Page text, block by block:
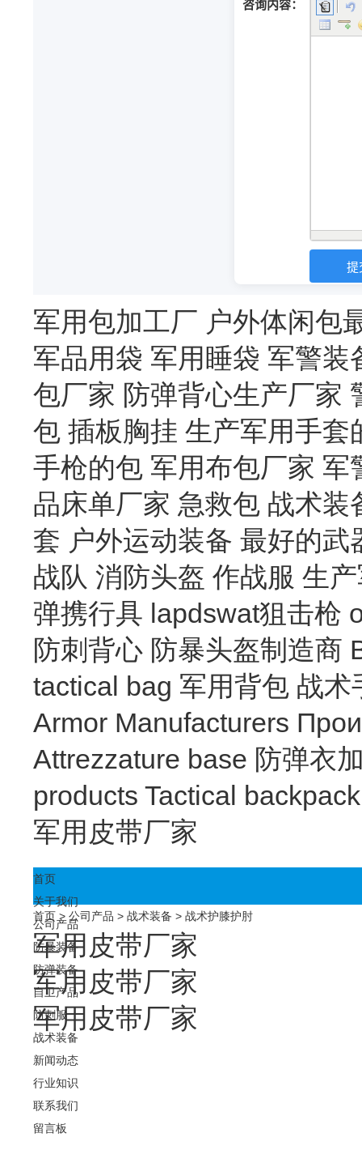
军用包加工厂 户外体闲包
军品用袋 军用睡袋 军警装
包厂家 防弹背心生产厂家
包 插板胸挂 生产军用手套
手枪的包 军用布包厂家 军
品床单厂家 急救包 战术装
套 户外运动装备 最好的武
战队 消防头盔 作战服 生
弹携行具 lapdswat狙击枪
防刺背心 防暴头盔制造商
tactical bag 军用背包 战术
Armor Manufacturers
Attrezzature base 防弹衣
products Tactical
军用皮带厂家
首页
关于我们
公司产品
防暴装备
防弹装备
自卫产品
防刺服
战术装备
新闻动态
行业知识
联系我们
留言板
首页 > 公司产品 > 战术装备 > 战术护膝护肘
军用皮带厂家
军用皮带厂家
军用皮带厂家